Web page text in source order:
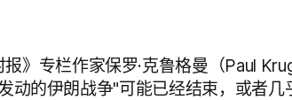
》专栏作家保罗·克鲁格曼（Paul
动的伊朗战争"可能已经结束，或者